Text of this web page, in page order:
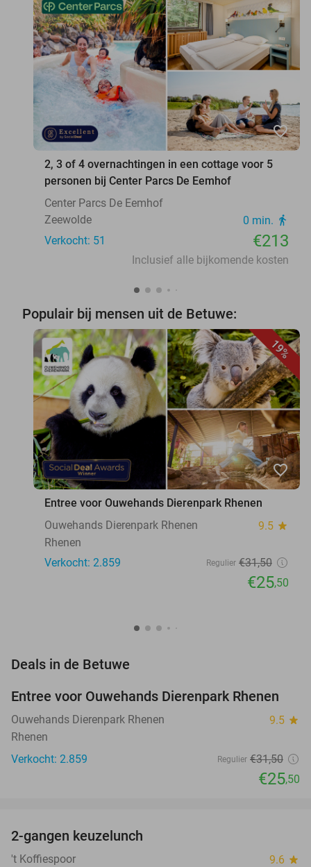
favorite_border
2, 3 of 4 overnachtingen in een cottage voor 5
personen bij Center Parcs De Eemhof
Center Parcs De Eemhof
Zeewolde
0 min. directions_walk
Verkocht: 51 €213
Inclusief alle bijkomende kosten
Populair bij mensen uit de Betuwe:
19%
favorite_border
Entree voor Ouwehands Dierenpark Rhenen
Ouwehands Dierenpark Rhenen
9.5 star
Rhenen
Verkocht: 2.859
Regulier €31,50
€25,50
Deals in de Betuwe
19%
Entree voor Ouwehands Dierenpark Rhenen
Ouwehands Dierenpark Rhenen 9.5 star
Rhenen
Verkocht: 2.859
Regulier €31,50
€25,50
NEW
TODAY
2-gangen keuzelunch
't Koffiespoor 9.6 star